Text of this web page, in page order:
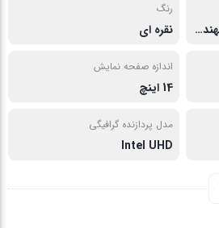
دانشجویی | دانش آموزی, مهندسی
رنگ
نقره ای
اندازه صفحه نمایش
14 اینچ
مدل پردازنده گرافیگی
Intel UHD